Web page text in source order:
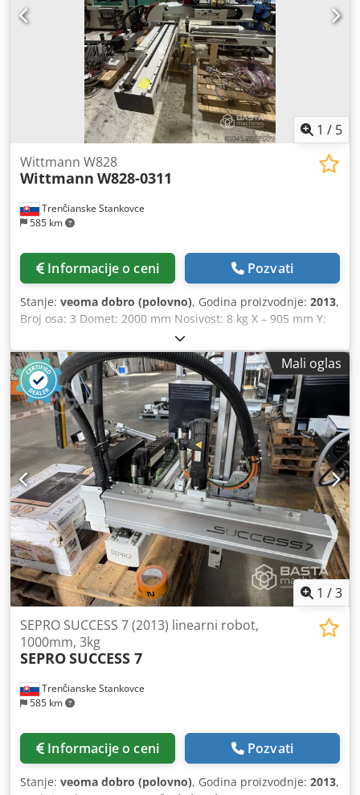
1 / 5
Trenčianske Stankovce
585 km
Wittmann W828
Wittmann W828-0311
Informacije o ceni Pozvati
Stanje: veoma dobro (polovno), Godina proizvodnje: 2013,
Broj osa: 3 Domet: 2000 mm Nosivost: 8 kg X – 905 mm Y:
1200 mm Z: 2000 mm sa konzolom Model: Wittmann W828-
311 Upravljanje: CNC 8.2 Glavne specifikacije 1. Broj osa: 4
(X, Y, Z + pneumatska C-os) 2. Z-hod: 2000 mm 3. Y-hod:
1200 mm 4. X-hod: 905 mm 5. C-os: 0–90°, 15 Nm,
pneumatska 6. B-os: Servo 7. A-os: Nije instalirana Oprema
1. Euromap standardni nosač za montažu (visina 500 mm)
2. 4 vakuum kruga 3. Venturi vakuum generator sa
funkcijom produvavanja 4. 2 dodatna ventila za
provetravanje alata 5. Y-os brza spojnica prema LEGO
specifikaciji 6. VDMA E12 interfejs (LEGO specifikacija) 7.
Sinhronizacija pomoću transportne trake (band takt) 8.
Digitalni I/O br. 1 i br. 3 Crjdpjzhni Tsfx Amvsf 9.
Operaterski interfejs na danskom jeziku 10. Uputstvo za
upotrebu na danskom jeziku
Mali oglas
1 /3
Trenčianske Stankovce
585 km
SEPRO SUCCESS 7 (2013) linearni robot,
1000mm, 3kg
SEPROSUCCESS 7
Informacije o ceni Pozvati
Stanje: veoma dobro (polovno), Godina proizvodnje: 2013,